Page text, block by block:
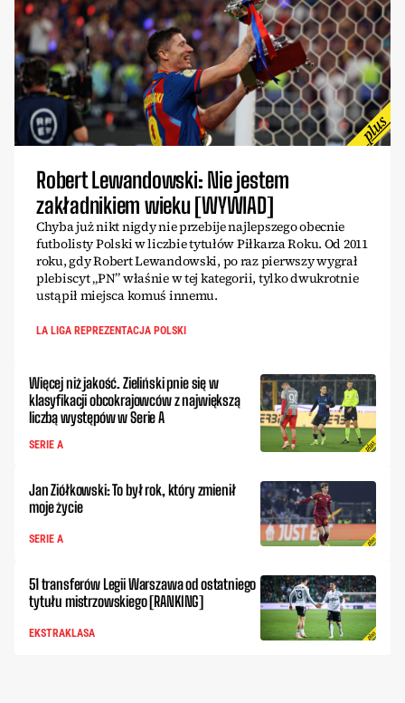
Robert Lewandowski: Nie jestem
zakładnikiem wieku [WYWIAD]
Chyba już nikt nigdy nie przebije najlepszego obecnie
futbolisty Polski w liczbie tytułów Piłkarza Roku. Od 2011
roku, gdy Robert Lewandowski, po raz pierwszy wygrał
plebiscyt „PN” właśnie w tej kategorii, tylko dwukrotnie
ustąpił miejsca komuś innemu.
LA LIGA REPREZENTACJA POLSKI
Więcej niż jakość. Zieliński pnie się w
klasyfikacji obcokrajowców z największą
liczbą występów w Serie A
SERIE A
Jan Ziółkowski: To był rok, który zmienił
moje życie
SERIE A
51 transferów Legii Warszawa od ostatniego
tytułu mistrzowskiego [RANKING]
EKSTRAKLASA